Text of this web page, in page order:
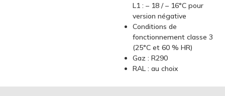
L1 : – 18 / – 16°C pour
version négative
Conditions de
fonctionnement classe 3
(25°C et 60 % HR)
Gaz : R290
RAL : au choix